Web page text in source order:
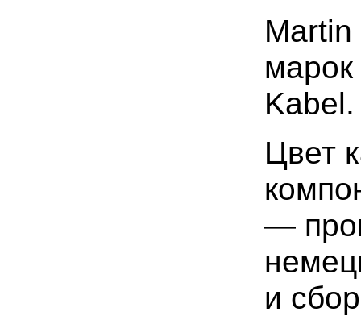
Martin
Kabel.
Цвет
—
и